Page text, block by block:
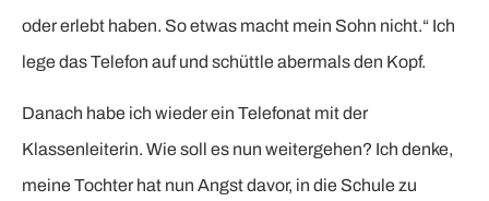
oder erlebt haben. So etwas macht mein Sohn nicht.“ Ich
lege das Telefon auf und schüttle abermals den Kopf.
Danach habe ich wieder ein Telefonat mit der
Klassenleiterin. Wie soll es nun weitergehen? Ich denke,
meine Tochter hat nun Angst davor, in die Schule zu